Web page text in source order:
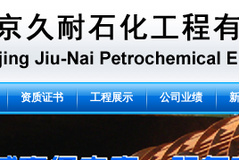
资质证书 工程展示 公司业绩